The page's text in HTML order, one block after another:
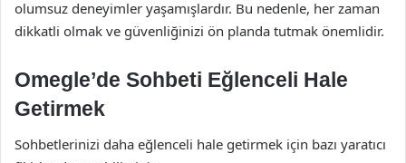
olumsuz deneyimler yaşamışlardır. Bu nedenle, her zaman
dikkatli olmak ve güvenliğinizi ön planda tutmak önemlidir.
Omegle’de Sohbeti Eğlenceli Hale
Getirmek
Sohbetlerinizi daha eğlenceli hale getirmek için bazı yaratıcı